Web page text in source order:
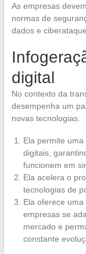
As empresas
normas de
dados e
digital
No contexto da
desempenha um
novas tecnologias.
Ela permite
digitais,
funcionem em
Ela acelera o
tecnologias de
Ela oferece
empresas se
mercado e
constante